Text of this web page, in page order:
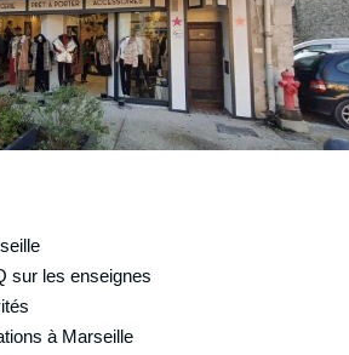
sur les enseignes
à Marseille